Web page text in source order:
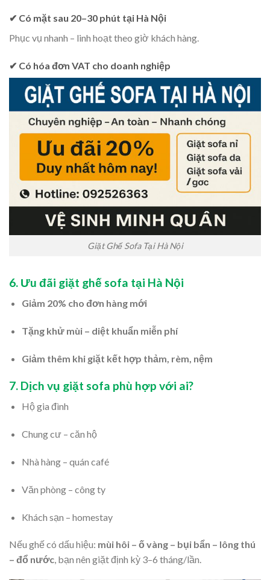
✔ Có mặt sau 20–30 phút tại Hà Nội
Phục vụ nhanh – linh hoạt theo giờ khách hàng.
✔ Có hóa đơn VAT cho doanh nghiệp
Giặt Ghế Sofa Tại Hà Nội
6. Ưu đãi giặt ghế sofa tại Hà Nội
Giảm 20% cho đơn hàng mới
Tặng khử mùi – diệt khuẩn miễn phí
Giảm thêm khi giặt kết hợp thảm, rèm, nệm
7. Dịch vụ giặt sofa phù hợp với ai?
Hộ gia đình
Chung cư – căn hộ
Nhà hàng – quán café
Văn phòng – công ty
Khách sạn – homestay
Nếu ghế có dấu hiệu: mùi hôi – ố vàng – bụi bẩn – lông thú
– đổ nước, bạn nên giặt định kỳ 3–6 tháng/lần.